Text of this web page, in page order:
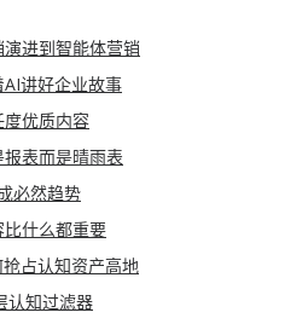
进到智能体营销
讲好企业故事
优质内容
表而是晴雨表
必然趋势
什么都重要
占认知资产高地
认知过滤器